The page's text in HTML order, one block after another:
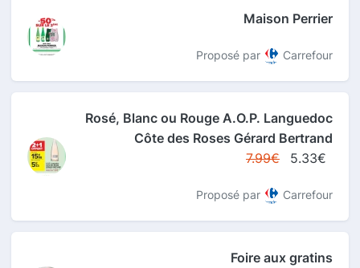
Maison Perrier
Proposé par Carrefour
Rosé, Blanc ou Rouge A.O.P. Languedoc
Côte des Roses Gérard Bertrand
7.99€
5.33€
Proposé par Carrefour
Foire aux gratins